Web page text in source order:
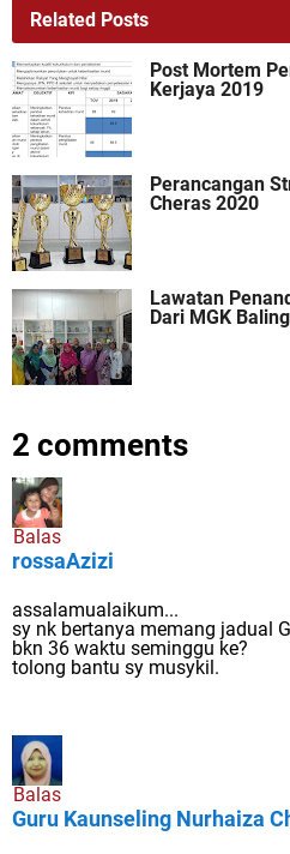
Related Posts
Post Mortem
Kerjaya 2019
Perancangan
Cheras 2020
Lawatan
Dari MGK
2 comments
Balas
rossaAzizi
assalamualaikum...
sy nk bertanya memang jadual
bkn 36 waktu seminggu ke?
tolong bantu sy musykil.
Balas
Guru Kaunseling Nurhaiza